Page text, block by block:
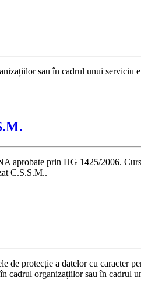
sau în cadrul unui serviciu
prin HG 1425/2006.
C.S.S.M..
protecție a datelor cu caracter
cadrul organizațiilor sau în cadrul